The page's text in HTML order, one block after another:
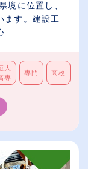
境に位置し、
ます。建設工
...
大
専
専門 高校